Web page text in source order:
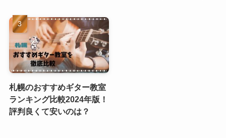
札幌のおすすめギター教室
ランキング比較2024年版！
評判良くて安いのは？